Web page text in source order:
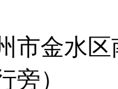
市金水
旁）